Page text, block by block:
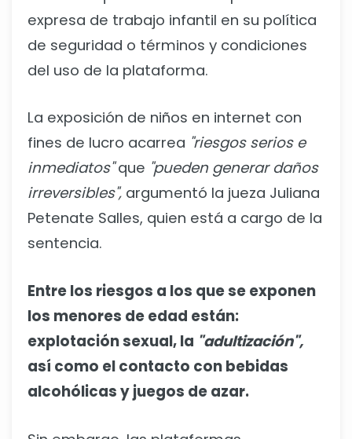
expresa de trabajo infantil en su política
de seguridad o términos y condiciones
del uso de la plataforma.
La exposición de niños en internet con
fines de lucro acarrea "riesgos serios e
inmediatos"que "pueden generar daños
irreversibles", argumentó la jueza Juliana
Petenate Salles, quien está a cargo de la
sentencia.
Entre los riesgos a los que se exponen
los menores de edad están:
explotación sexual, la "adultización",
así como el contacto con bebidas
alcohólicas y juegos de azar.